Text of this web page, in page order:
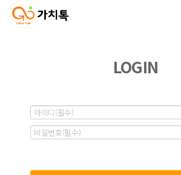
LOGIN